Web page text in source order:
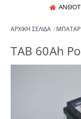
content
ΑΡΧΙΚΉ ΣΕΛΊΔΑ
TAB 60Ah